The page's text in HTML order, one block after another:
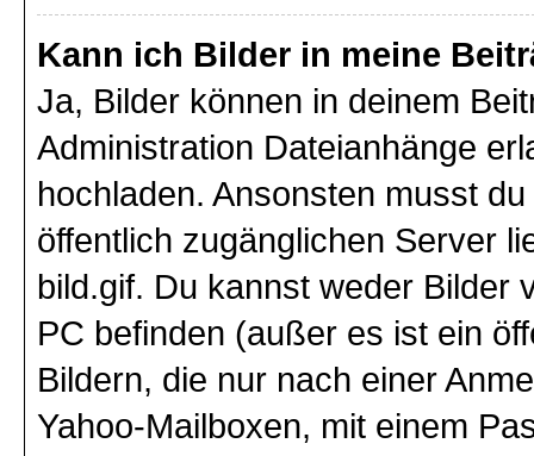
Kann ich Bilder in meine
Ja, Bilder können in deinem
Administration Dateianhänge
hochladen. Ansonsten musst
öffentlich zugänglichen Server
bild.gif. Du kannst weder Bilder
PC befinden (außer es ist ein
Bildern, die nur nach einer
Yahoo-Mailboxen, mit einem